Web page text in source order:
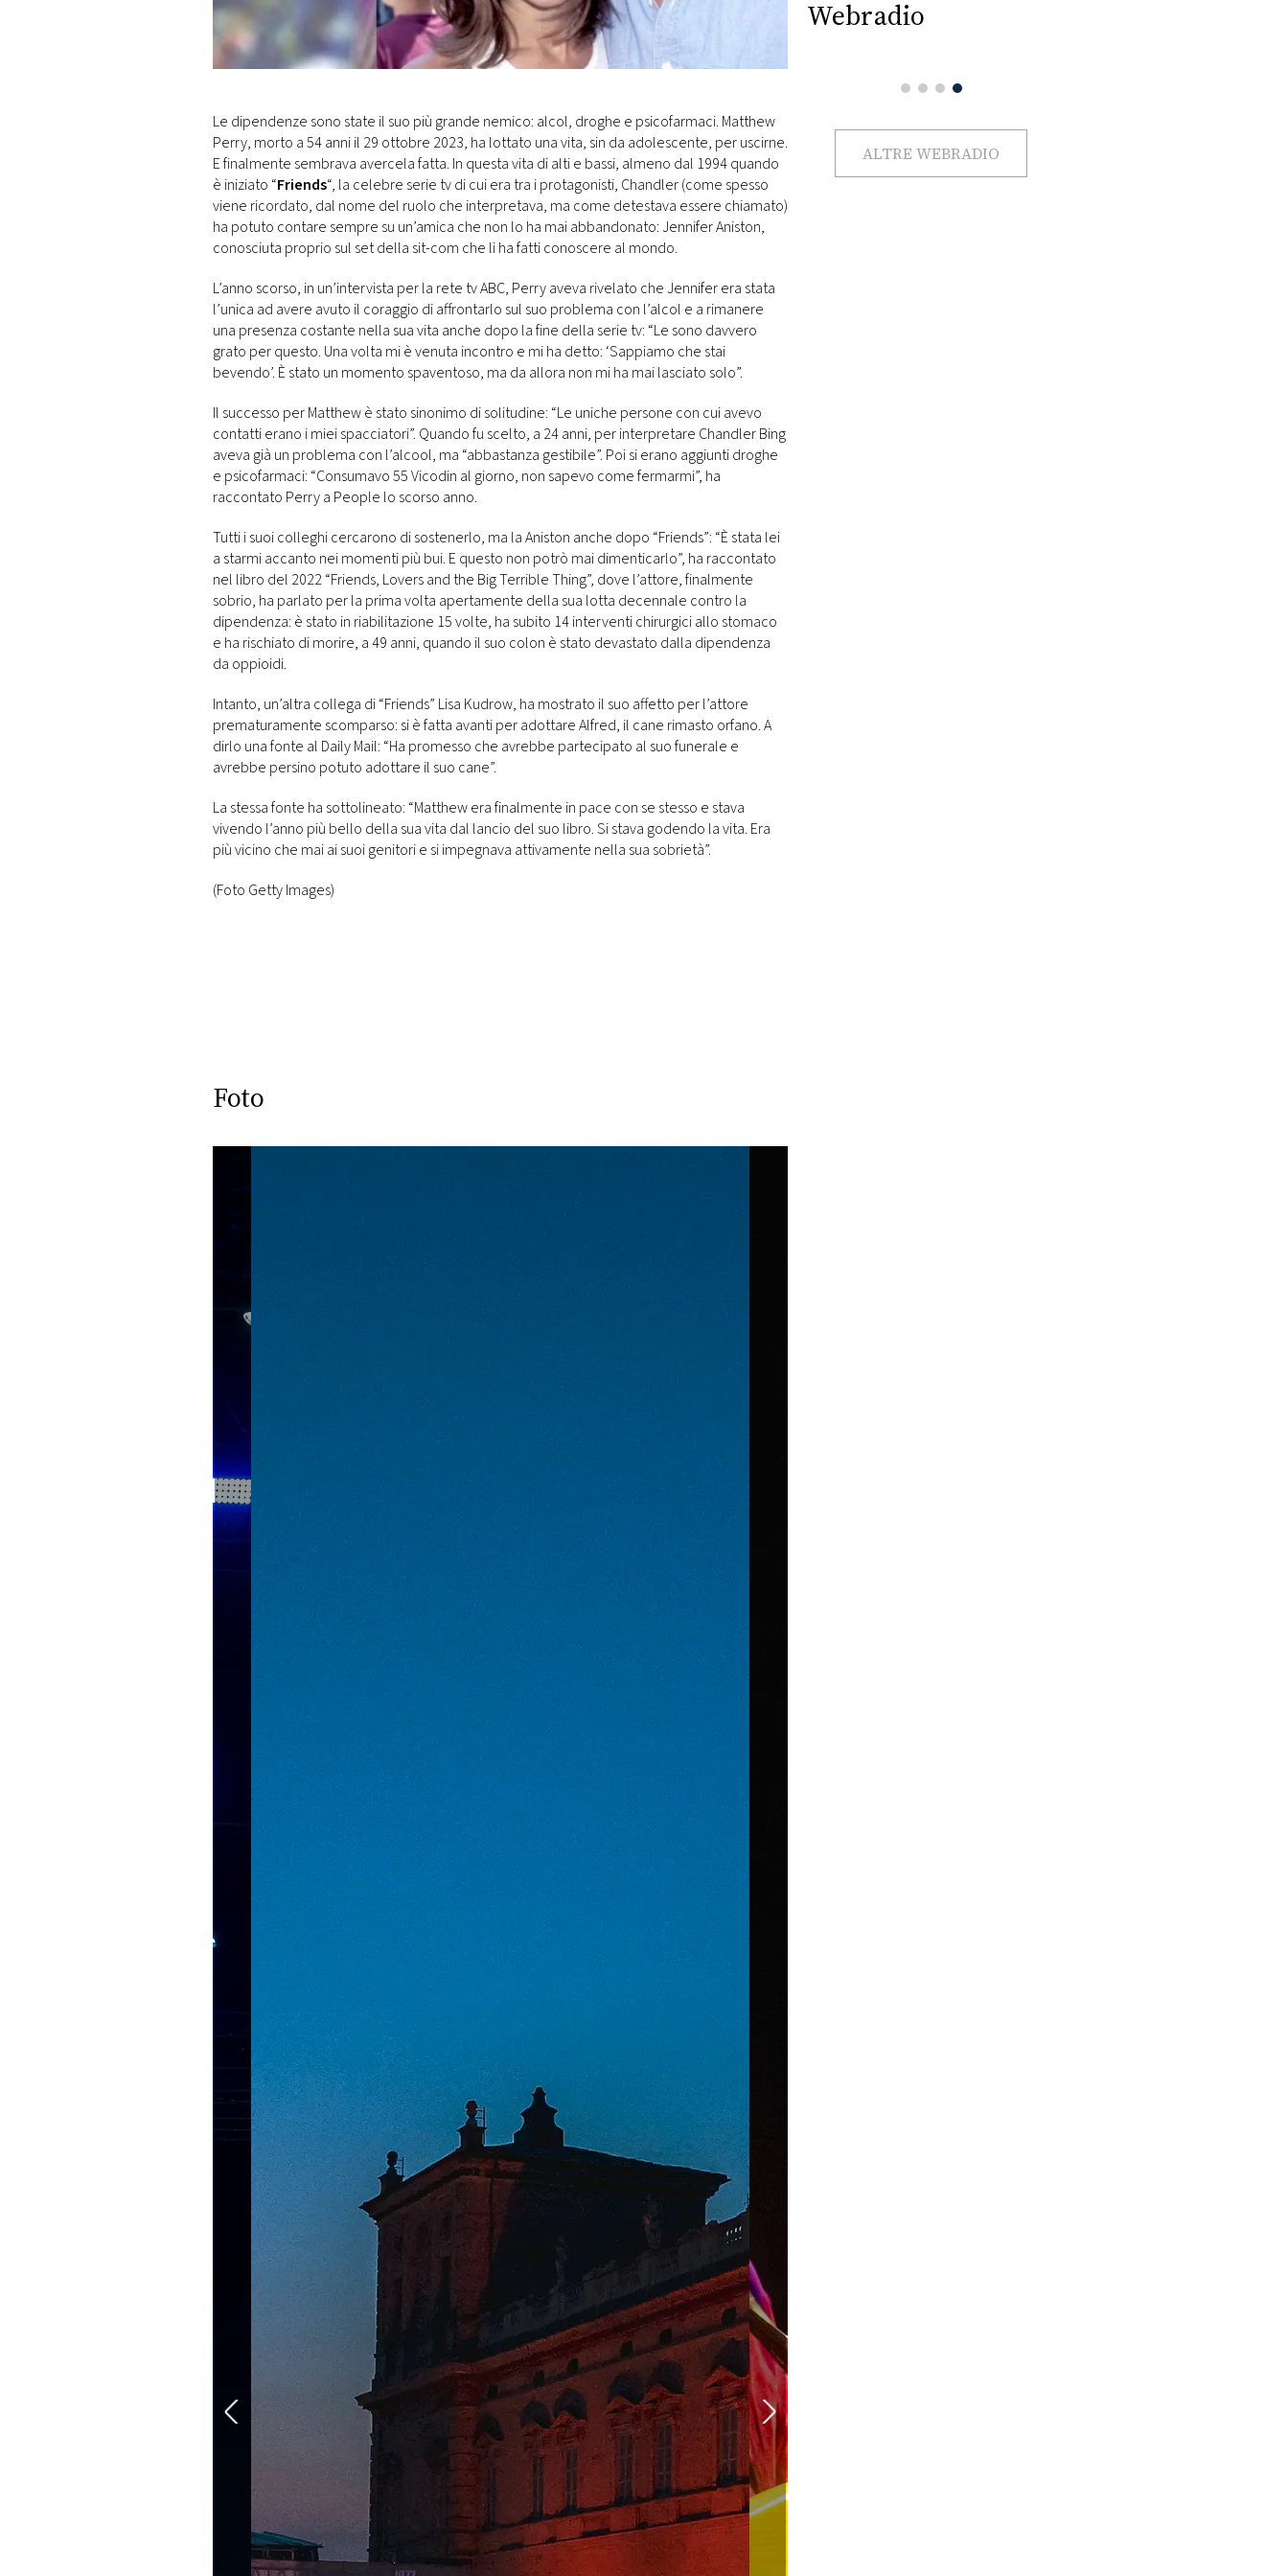
DI
MONACO
Le dipendenze sono state il suo più grande nemico: alcol, droghe e psicofarmaci. Matthew
Perry, morto a 54 anni il 29 ottobre 2023, ha lottato una vita, sin da adolescente, per uscirne.
E finalmente sembrava avercela fatta. In questa vita di alti e bassi, almeno dal 1994 quando
è iniziato “Friends“, la celebre serie tv di cui era tra i protagonisti, Chandler (come spesso
viene ricordato, dal nome del ruolo che interpretava, ma come detestava essere chiamato)
ha potuto contare sempre su un’amica che non lo ha mai abbandonato: Jennifer Aniston,
conosciuta proprio sul set della sit-com che li ha fatti conoscere al mondo.
L’anno scorso, in un’intervista per la rete tv ABC, Perry aveva rivelato che Jennifer era stata
l’unica ad avere avuto il coraggio di affrontarlo sul suo problema con l’alcol e a rimanere
una presenza costante nella sua vita anche dopo la fine della serie tv: “Le sono davvero
grato per questo. Una volta mi è venuta incontro e mi ha detto: ‘Sappiamo che stai
bevendo’. È stato un momento spaventoso, ma da allora non mi ha mai lasciato solo”.
Il successo per Matthew è stato sinonimo di solitudine: “Le uniche persone con cui avevo
contatti erano i miei spacciatori”. Quando fu scelto, a 24 anni, per interpretare Chandler Bing
aveva già un problema con l’alcool, ma “abbastanza gestibile”. Poi si erano aggiunti droghe
e psicofarmaci: “Consumavo 55 Vicodin al giorno, non sapevo come fermarmi”, ha
raccontato Perry a People lo scorso anno.
Tutti i suoi colleghi cercarono di sostenerlo, ma la Aniston anche dopo “Friends”: “È stata lei
a starmi accanto nei momenti più bui. E questo non potrò mai dimenticarlo”, ha raccontato
nel libro del 2022 “Friends, Lovers and the Big Terrible Thing”, dove l’attore, finalmente
sobrio, ha parlato per la prima volta apertamente della sua lotta decennale contro la
dipendenza: è stato in riabilitazione 15 volte, ha subito 14 interventi chirurgici allo stomaco
e ha rischiato di morire, a 49 anni, quando il suo colon è stato devastato dalla dipendenza
da oppioidi.
Intanto, un’altra collega di “Friends” Lisa Kudrow, ha mostrato il suo affetto per l’attore
prematuramente scomparso: si è fatta avanti per adottare Alfred, il cane rimasto orfano. A
dirlo una fonte al Daily Mail: “Ha promesso che avrebbe partecipato al suo funerale e
avrebbe persino potuto adottare il suo cane”.
La stessa fonte ha sottolineato: “Matthew era finalmente in pace con se stesso e stava
vivendo l’anno più bello della sua vita dal lancio del suo libro. Si stava godendo la vita. Era
più vicino che mai ai suoi genitori e si impegnava attivamente nella sua sobrietà”.
(Foto Getty Images)
Foto
Webradio
ALTRE WEBRADIO